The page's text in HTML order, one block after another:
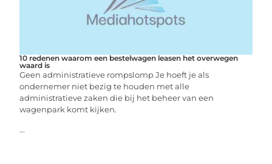
10 redenen waarom een bestelwagen leasen het overwegen
waard is
Geen administratieve rompslomp Je hoeft je als
ondernemer niet bezig te houden met alle
administratieve zaken die bij het beheer van een
wagenpark komt kijken.
...